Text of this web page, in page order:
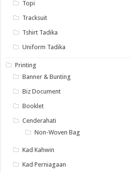
Topi
Tracksuit
Tshirt Tadika
Uniform Tadika
Printing
Banner & Bunting
Biz Document
Booklet
Cenderahati
Non-Woven Bag
Kad Kahwin
Kad Perniagaan